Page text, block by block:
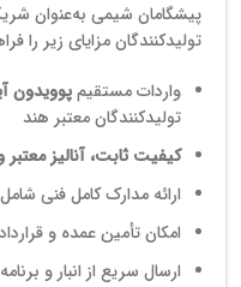
پیشگامان شیمی به‌عنوان
تولیدکنندگان مزایای زیر را
واردات مستقیمپوویدون
تولیدکنندگان معتبر هند
کیفیت ثابت، آنالیز
ارائه مدارک کامل فنی شامل COA، MSDS، TDS
امکان تأمین عمده و
ارسال سریع از انبار و